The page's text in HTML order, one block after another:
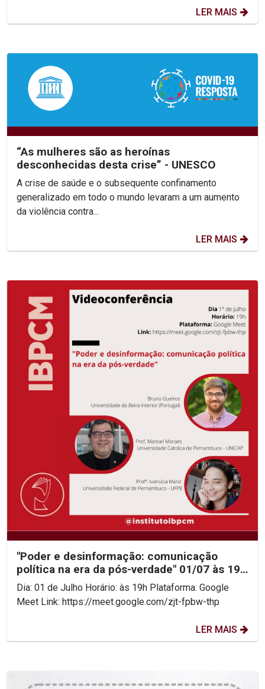
LER MAIS
“As mulheres são as heroínas
desconhecidas desta crise” - UNESCO
A crise de saúde e o subsequente confinamento
generalizado em todo o mundo levaram a um aumento
da violência contra...
LER MAIS
"Poder e desinformação: comunicação
política na era da pós-verdade" 01/07 às 19
horas - IBPCM
Dia: 01 de Julho Horário: às 19h Plataforma: Google
Meet Link: https://meet.google.com/zjt-fpbw-thp
LER MAIS